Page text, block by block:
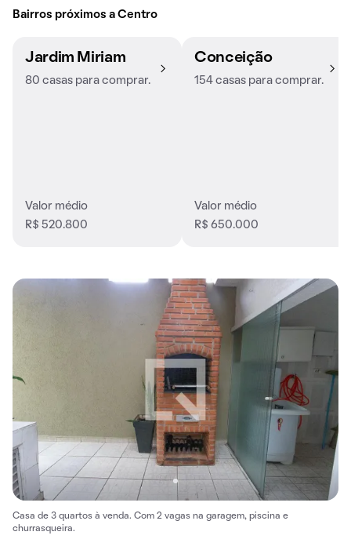
Bairros próximos a Centro
Jardim Miriam
80 casas para comprar.
Valor médio
R$ 520.800
Conceição
154 casas para comprar.
Valor médio
R$ 650.000
Casa de 3 quartos à venda. Com 2 vagas na garagem, piscina e
churrasqueira.